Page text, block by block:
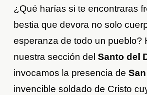
¿Qué harías si te encontraras
bestia que devora no solo
esperanza de todo un pueblo?
nuestra sección delSanto del
invocamos la presencia de
invencible soldado de Cristo